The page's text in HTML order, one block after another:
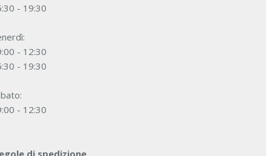
- 19:30
- 12:30
- 19:30
- 12:30
di spedizione